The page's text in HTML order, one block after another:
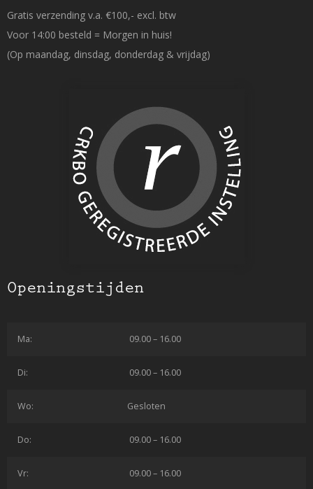
Gratis verzending v.a. €100,- excl. btw
Voor 14:00 besteld = Morgen in huis!
(Op maandag, dinsdag, donderdag & vrijdag)
Openingstijden
Ma: 09.00 – 16.00
Di: 09.00 – 16.00
Wo: Gesloten
Do: 09.00 – 16.00
Vr: 09.00 – 16.00